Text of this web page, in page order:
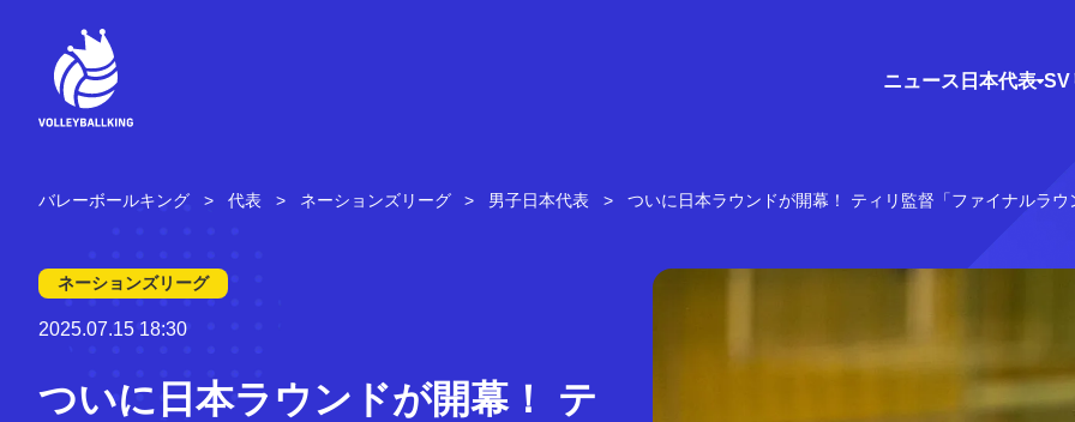
ニュース 日本代表 SV
バレーボールキング 代表 ネーションズリーグ 男子日本代表 ついに日本ラウンドが開幕！ ティリ監督「ファイナルラ
ネーションズリーグ
2025.07.15 18:30
ついに日本ラウンドが開幕！ テ